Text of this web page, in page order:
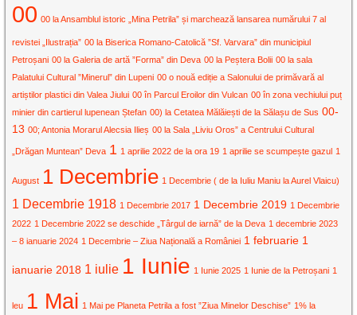
00 00 la Ansamblul istoric „Mina Petrila” și marchează lansarea numărului 7 al
revistei „Ilustrația” 00 la Biserica Romano-Catolică ”Sf. Varvara” din municipiul
Petroșani 00 la Galeria de artă ”Forma” din Deva 00 la Peștera Bolii 00 la sala
Palatului Cultural ”Minerul” din Lupeni 00 o nouă ediție a Salonului de primăvară al
artiștilor plastici din Valea Jiului 00 în Parcul Eroilor din Vulcan 00 în zona vechiului puț
minier din cartierul lupenean Ștefan 00) la Cetatea Mălăiești de la Sălașu de Sus 00-
13 00; Antonia Morarul Alecsia Ilieș 00 la Sala „Liviu Oros” a Centrului Cultural
„Drăgan Muntean” Deva 1 1 aprilie 2022 de la ora 19 1 aprilie se scumpește gazul 1
August 1 Decembrie 1 Decembrie ( de la Iuliu Maniu la Aurel Vlaicu)
1 Decembrie 1918 1 Decembrie 2017 1 Decembrie 2019 1 Decembrie
2022 1 Decembrie 2022 se deschide „Târgul de iarnă” de la Deva 1 decembrie 2023
– 8 ianuarie 2024 1 Decembrie – Ziua Națională a României 1 februarie 1
ianuarie 2018 1 iulie 1 Iunie 1 Iunie 2025 1 Iunie de la Petroșani 1
leu 1 Mai 1 Mai pe Planeta Petrila a fost ”Ziua Minelor Deschise” 1% la